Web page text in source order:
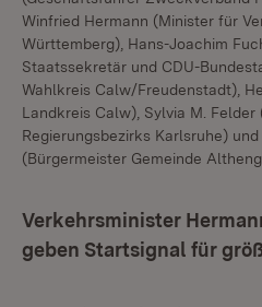
Winfried Hermann (Minister für
Württemberg), Hans-Joachim
Staatssekretär und CDU-
Wahlkreis Calw/Freudenstadt),
Landkreis Calw), Sylvia M.
Regierungsbezirks Karlsruhe)
(Bürgermeister Gemeinde
Verkehrsminister
geben Startsignal für